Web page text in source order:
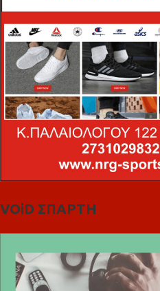
VOiD ΣΠΑΡΤΗ